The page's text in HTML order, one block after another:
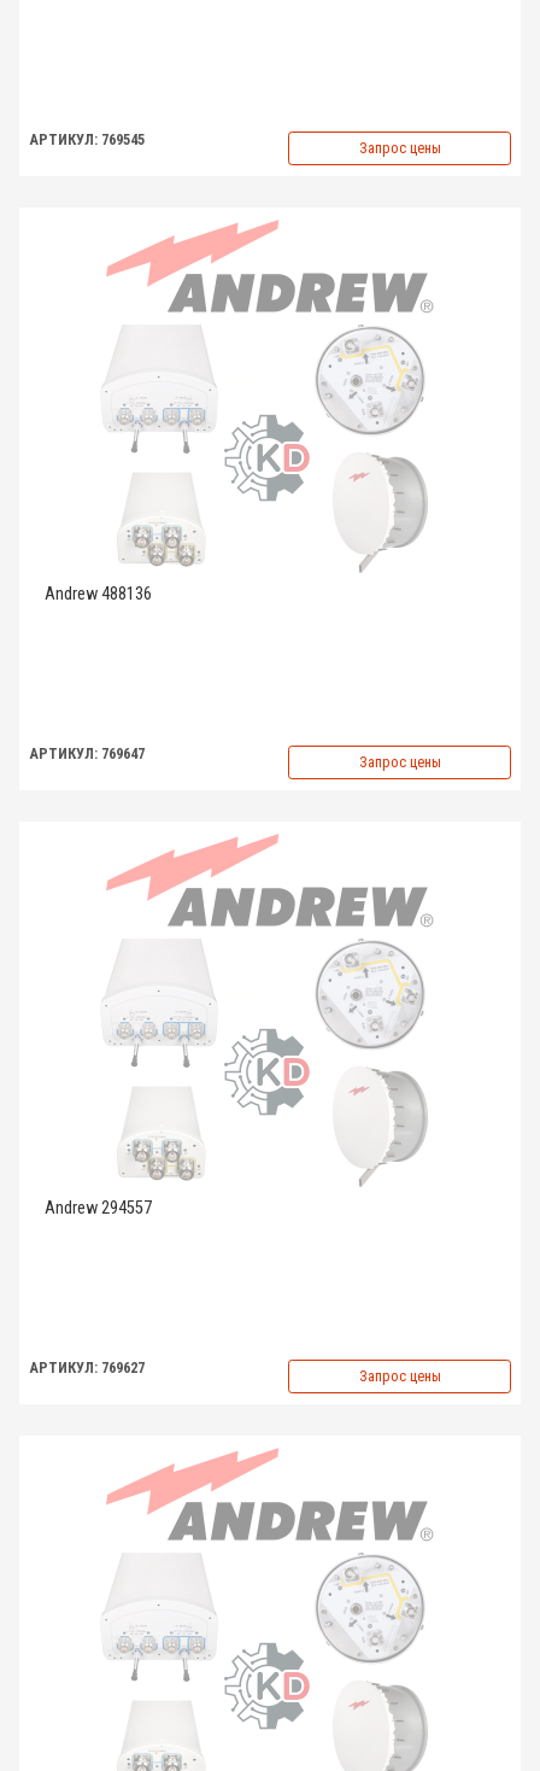
АРТИКУЛ: 769545 Запрос цены
Andrew 488136
АРТИКУЛ: 769647 Запрос цены
Andrew 294557
АРТИКУЛ: 769627 Запрос цены